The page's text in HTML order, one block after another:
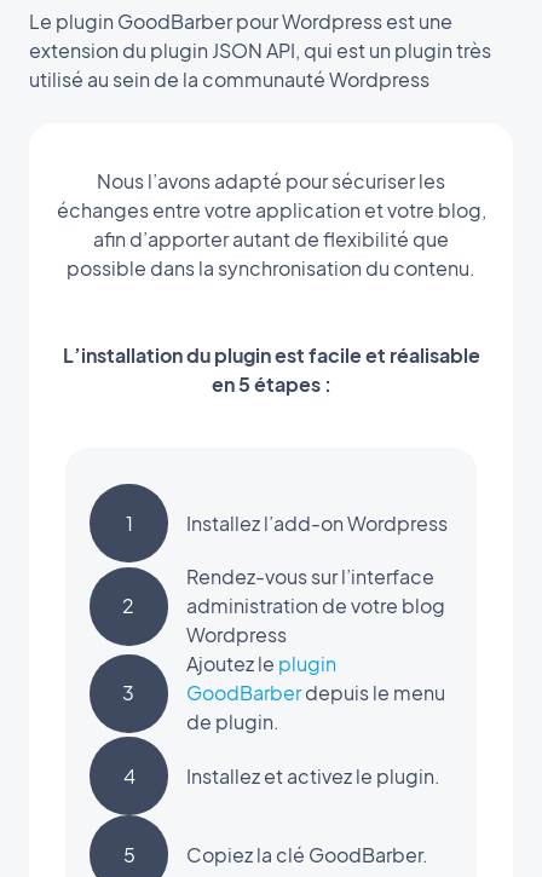
Le plugin GoodBarber pour Wordpress est une
extension du plugin JSON API, qui est un plugin très
utilisé au sein de la communauté Wordpress
Nous l’avons adapté pour sécuriser les
échanges entre votre application et votre blog,
afin d’apporter autant de flexibilité que
possible dans la synchronisation du contenu.
L’installation du plugin est facile et réalisable
en 5 étapes :
1 Installez l’add-on Wordpress
2
Rendez-vous sur l’interface
administration de votre blog
Wordpress
3
Ajoutez le plugin
GoodBarberdepuis le menu
de plugin.
4 Installez et activez le plugin.
5 Copiez la clé GoodBarber.